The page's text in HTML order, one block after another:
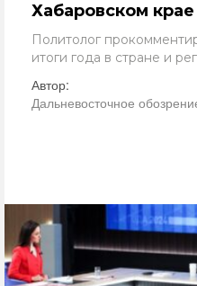
Хабаровском крае
Политолог
итоги года в стране и
Автор:
Дальневосточное